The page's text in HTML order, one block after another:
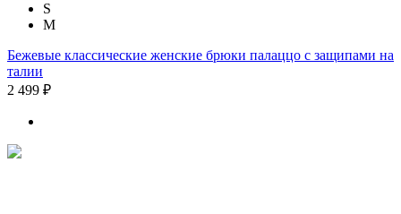
S
M
Бежевые классические женские брюки палаццо с защипами на
талии
2 499 ₽